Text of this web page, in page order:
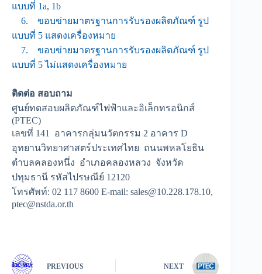
แบบที่ 1a, 1b
6. ขอบข่ายมาตรฐานการรับรองผลิตภัณฑ์ รูป
แบบที่ 5 แสดงเครื่องหมาย
7. ขอบข่ายมาตรฐานการรับรองผลิตภัณฑ์ รูป
แบบที่ 5 ไม่แสดงเครื่องหมาย
ติดต่อ สอบถาม
ศูนย์ทดสอบผลิตภัณฑ์ไฟฟ้าและอิเล็กทรอนิกส์
(PTEC)
เลขที่ 141 อาคารกลุ่มนวัตกรรม 2 อาคาร D
อุทยานวิทยาศาสตร์ประเทศไทย ถนนพหลโยธิน
ตำบลคลองหนึ่ง อำเภอคลองหลวง จังหวัด
ปทุมธานี รหัสไปรษณีย์ 12120
โทรศัพท์: 02 117 8600 E-mail: sales@10.228.178.10,
ptec@nstda.or.th
PREVIOUS NEXT